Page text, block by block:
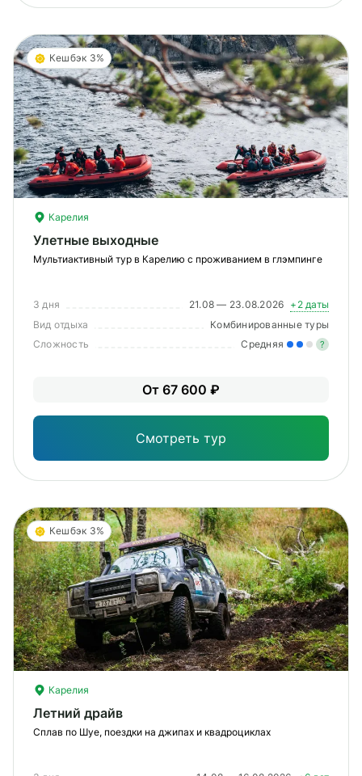
Кешбэк 3%
Карелия
Улетные выходные
Мультиактивный тур в Карелию с проживанием в глэмпинге
3 дня 21.08 — 23.08.2026 +2 даты
Вид отдыха
Комбинированные туры
Сложность
Средняя ?
От 67 600 ₽
Смотреть тур
Кешбэк 3%
Карелия
Летний драйв
Сплав по Шуе, поездки на джипах и квадроциклах